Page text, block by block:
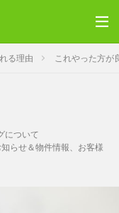
る理由 これやった方が
について
らせ＆物件情報、お客様